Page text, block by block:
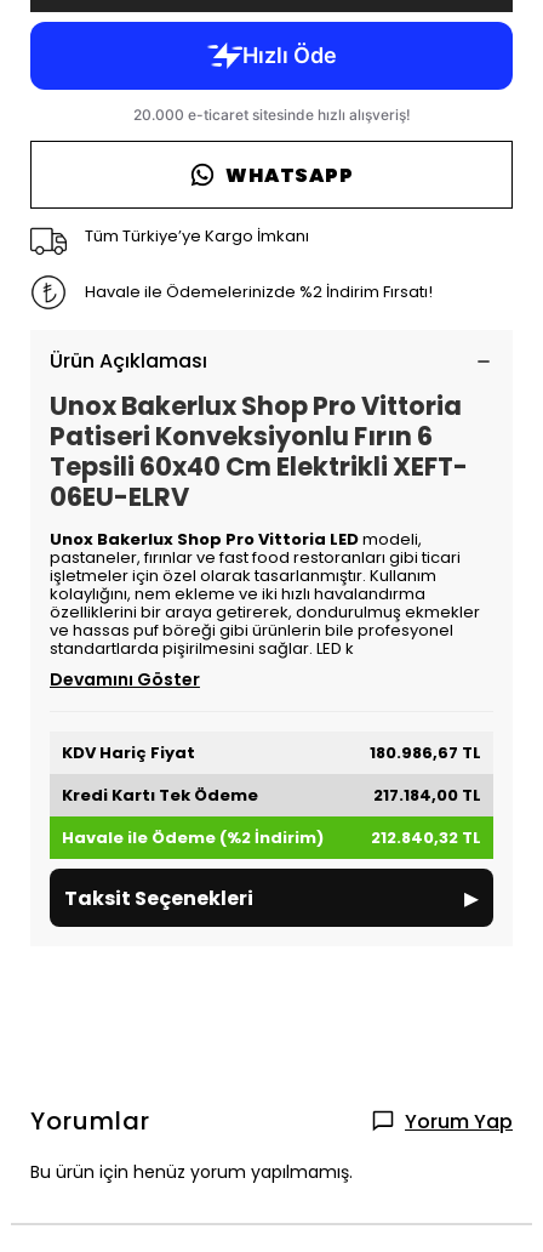
WHATSAPP
Tüm Türkiye’ye Kargo İmkanı
Havale ile Ödemelerinizde %2 İndirim Fırsatı!
Ürün Açıklaması
Unox Bakerlux Shop Pro Vittoria
Patiseri Konveksiyonlu Fırın 6
Tepsili 60x40 Cm Elektrikli XEFT-
06EU-ELRV
Unox Bakerlux Shop Pro Vittoria LEDmodeli,
pastaneler, fırınlar ve fast food restoranları gibi ticari
işletmeler için özel olarak tasarlanmıştır. Kullanım
kolaylığını, nem ekleme ve iki hızlı havalandırma
özelliklerini bir araya getirerek, dondurulmuş ekmekler
ve hassas puf böreği gibi ürünlerin bile profesyonel
standartlarda pişirilmesini sağlar. LED k
Devamını Göster
KDV Hariç Fiyat
180.986,67 TL
Kredi Kartı Tek Ödeme
217.184,00 TL
Havale ile Ödeme (%2 İndirim)
212.840,32 TL
Taksit Seçenekleri ▸
Yorumlar Yorum Yap
Bu ürün için henüz yorum yapılmamış.